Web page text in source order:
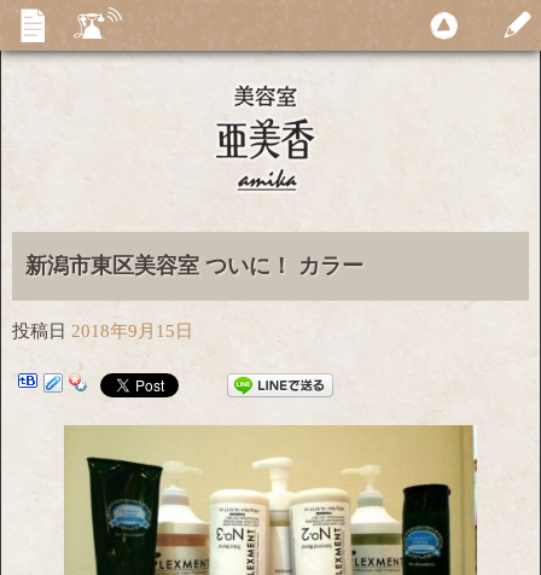
新潟市東区美容室 ついに！ カラー
投稿日 2018年9月15日